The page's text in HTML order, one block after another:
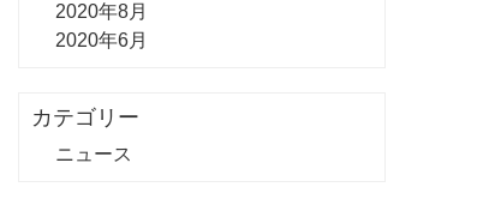
2020年8月
2020年6月
カテゴリー
ニュース